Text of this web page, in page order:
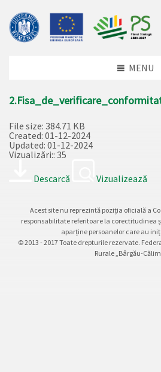
MENU
File size: 384.71 KB
Created: 01-12-2024
Updated: 01-12-2024
Vizualizări:: 35
Descarcă
Vizualizează
Acest site nu reprezintă poziția oficială a
responsabilitate referitoare la corectitudinea
aparține persoanelor care au
© 2013 - 2017 Toate drepturile rezervate.
Rurale „Bârgău-